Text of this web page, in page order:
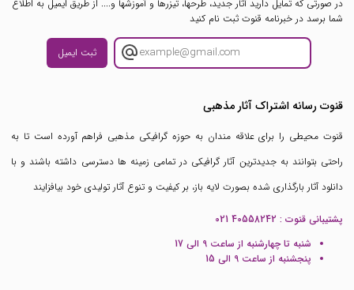
در صورتی که تمایل دارید آثار جدید، طرحها، تیزرها و آموزشها و.... از طریق ایمیل به اطلاع
شما برسد در خبرنامه قنوت ثبت نام کنید
ثبت ایمیل
قنوت رسانه اشتراک آثار مذهبی
قنوت محیطی را برای علاقه مندان به حوزه گرافیکی مذهبی فراهم آورده است تا به
راحتی بتوانند به جدیدترین آثار گرافیکی در تمامی زمینه ها دسترسی داشته باشند و با
دانلود آثار بارگذاری شده بصورت لایه باز، بر کیفیت و تنوع آثار تولیدی خود بیافزایند
پشتیبانی قنوت : 021 40558242
شنبه تا چهارشنبه از ساعت 9 الی 17
پنجشنبه از ساعت 9 الی 15